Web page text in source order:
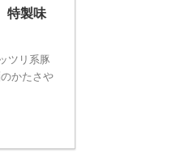
特製味
ツリ系豚
かたさや